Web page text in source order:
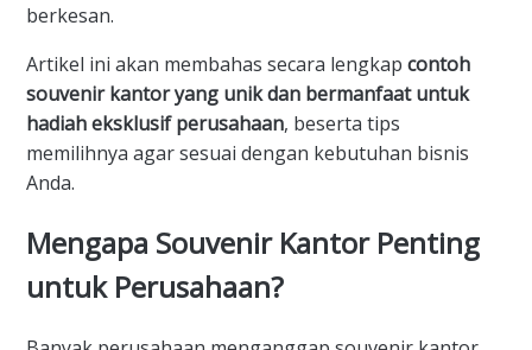
berkesan.
Artikel ini akan membahas secara lengkap contoh
souvenir kantor yang unik dan bermanfaat untuk
hadiah eksklusif perusahaan, beserta tips
memilihnya agar sesuai dengan kebutuhan bisnis
Anda.
Mengapa Souvenir Kantor Penting
untuk Perusahaan?